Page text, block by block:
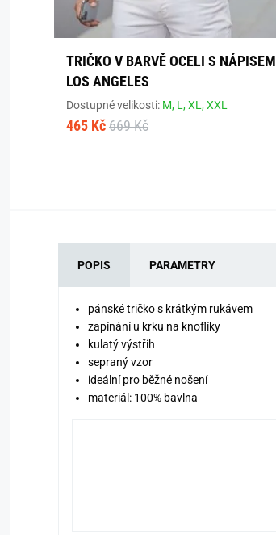
TRIČKO V BARVĚ OCELI S NÁPISEM
LOS ANGELES
Dostupné velikosti: M, L,XL,XXL
465 Kč 669 Kč
POPIS PARAMETRY
pánské tričko s krátkým rukávem
zapínání u krku na knoflíky
kulatý výstřih
sepraný vzor
ideální pro běžné nošení
materiál: 100% bavlna